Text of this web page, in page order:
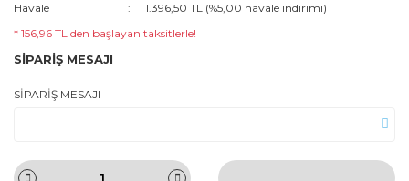
Havale
1.396,50 TL (%5,00 havale indirimi)
* 156,96 TL den başlayan taksitlerle!
SİPARİŞ MESAJI
SİPARİŞ MESAJI